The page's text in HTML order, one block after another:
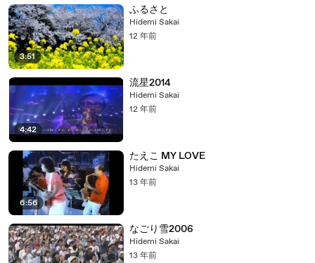
3:51
ふるさと
Hidemi Sakai
12 年前
4:42
流星2014
Hidemi Sakai
12 年前
6:56
たえこ MY LOVE
Hidemi Sakai
13 年前
なごり雪2006
Hidemi Sakai
13 年前